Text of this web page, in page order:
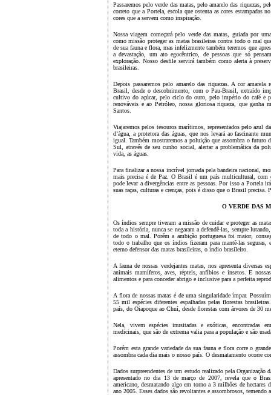
Passaremos pelo verde das matas, pelo amarelo das riquezas,
correto que a Portela, escola que ostenta as cores estampadas
cores que a servem como inspiração.
Nossa viagem começará pelo verde das matas, guiada por
como missão proteger as matas brasileiras contra todo o mal
de sua fauna e flora, mas infelizmente também teremos que
a devastação, um ato egocêntrico, de pessoas que só
exploração. Nosso desfile servirá também como alerta à
brasileiras.
Depois passaremos pelo amarelo das riquezas. A cor amarela
Brasil, desde o descobrimento, com o Pau-Brasil, extraído
cultivo do açúcar, pelo ciclo do ouro, pelo império do café e
renováveis e ao Petróleo, nossa gloriosa riqueza, que ganha
Santos.
Viajaremos pelos tesouros marítimos, representados pelo azul
d’água, a protetora das águas, que nos levará ao fascinante
igual. Também mostraremos a poluição que assombra o futuro
Sul, através de seu cunho social, alertar a problemática da
vida, as águas.
Para finalizar a nossa incrível jornada pela bandeira nacional,
mais precisa é de Paz. O Brasil é um país multicultural, com
pode levar a divergências entre as pessoas. Por isso a Portela
suas raças, culturas e crenças, pois é disso que o Brasil precisa.
O VERDE DAS
Os índios sempre tiveram a missão de cuidar e proteger as
toda a história, nunca se negaram a defendê-las, sempre
de todo o mal. Porém a ambição portuguesa foi maior,
todo o trabalho que os índios fizeram para mantê-las seguras,
eterno defensor das matas brasileiras, o índio brasileiro.
A fauna de nossas verdejantes matas, nos apresenta diversas
animais mamíferos, aves, répteis, anfíbios e insetos. E
alimentos e para conceder abrigo e inclusive para a perfeita
A flora de nossas matas é de uma singularidade ímpar.
55 mil espécies diferentes espalhadas pelas florestas
país, do Oiapoque ao Chuí, desde florestas com árvores de 30
Nela, vivem espécies inusitadas e exóticas, encontradas
medicinais, que são de extrema valia para a população e são
Porém esta grande variedade da sua fauna e flora corre o
assombra cada dia mais o nosso país. O desmatamento ocorre
Dados surpreendentes de um estudo realizado pela
apresentado no dia 13 de março de 2007, revela que o
americano, desmatando algo em torno a 3 milhões de hectares
ano 2005. Esses dados são revoltantes e assombrosos, temendo